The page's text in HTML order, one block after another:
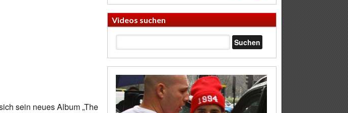
sein neues Album „The
Videos suchen